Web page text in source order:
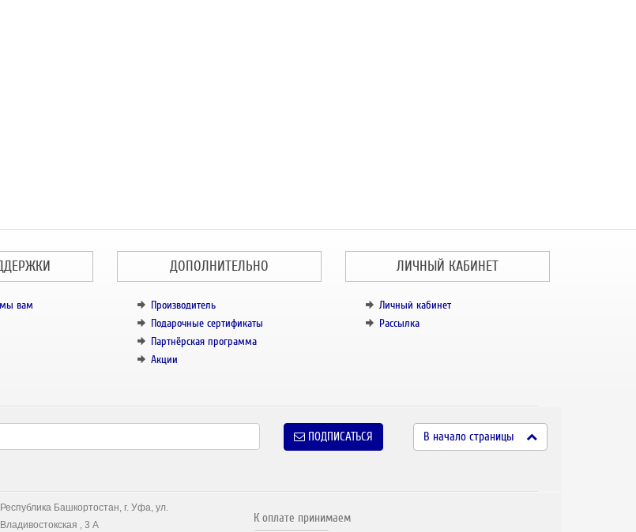
мы вам
ДОПОЛНИТЕЛЬНО
Производитель
Подарочные сертификаты
Партнёрская программа
Акции
ЛИЧНЫЙ КАБИНЕТ
Личный кабинет
Рассылка
ПОДПИСАТЬСЯ В начало страницы
Республика Башкортостан, г. Уфа, ул.
Владивостокская , 3 А
К оплате принимаем